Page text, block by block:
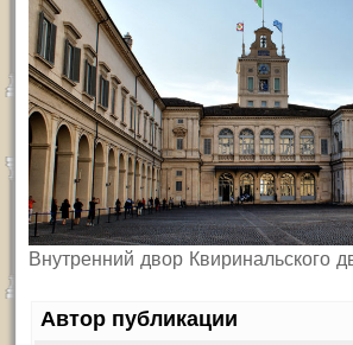
Внутренний двор Квиринальского
Автор публикации